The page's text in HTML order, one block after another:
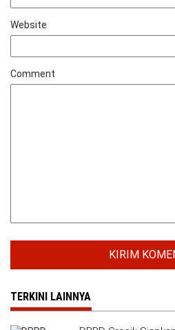
Website
Comment
TERKINI LAINNYA